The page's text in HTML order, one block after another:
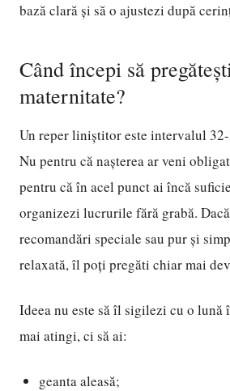
bază clară și să o ajustezi după
Când începi să
maternitate?
Un reper liniștitor este intervalul
Nu pentru că nașterea ar veni
pentru că în acel punct ai încă
organizezi lucrurile fără grabă.
recomandări speciale sau pur și
relaxată, îl poți pregăti chiar mai
Ideea nu este să îl sigilezi cu o lună
mai atingi, ci să ai:
geanta aleasă;